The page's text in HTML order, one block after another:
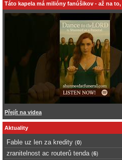
Táto kapela má milióny fanúšikov - až na
Přejít na videa
Aktuality
Fable uz len za kredity (0)
zranitelnost ac routerů tenda (6)